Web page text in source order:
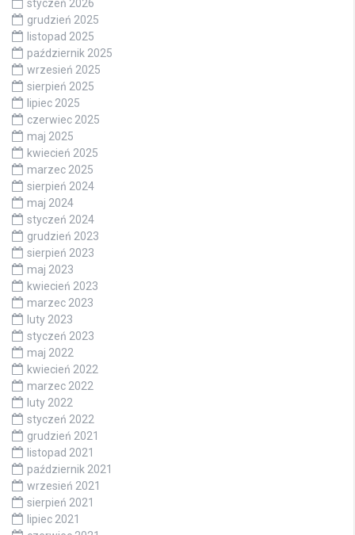
styczeń 2026
grudzień 2025
listopad 2025
październik 2025
wrzesień 2025
sierpień 2025
lipiec 2025
czerwiec 2025
maj 2025
kwiecień 2025
marzec 2025
sierpień 2024
maj 2024
styczeń 2024
grudzień 2023
sierpień 2023
maj 2023
kwiecień 2023
marzec 2023
luty 2023
styczeń 2023
maj 2022
kwiecień 2022
marzec 2022
luty 2022
styczeń 2022
grudzień 2021
listopad 2021
październik 2021
wrzesień 2021
sierpień 2021
lipiec 2021